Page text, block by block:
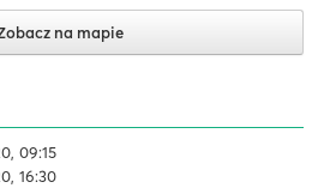
na mapie
09:15
16:30